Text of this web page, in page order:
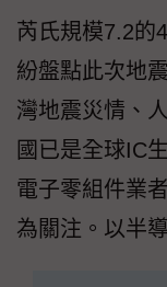
芮氏規模7.2的
紛盤點此次地
灣地震災情、
國已是全球IC
電子零組件業
為關注。以半